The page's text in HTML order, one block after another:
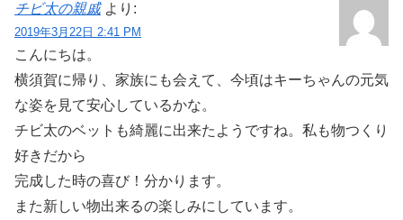
チビ太の親戚 より:
2019年3月22日 2:41 PM
こんにちは。
横須賀に帰り、家族にも会えて、今頃はキーちゃんの元気
な姿を見て安心しているかな。
チビ太のベットも綺麗に出来たようですね。私も物つくり
好きだから
完成した時の喜び！分かります。
また新しい物出来るの楽しみにしています。